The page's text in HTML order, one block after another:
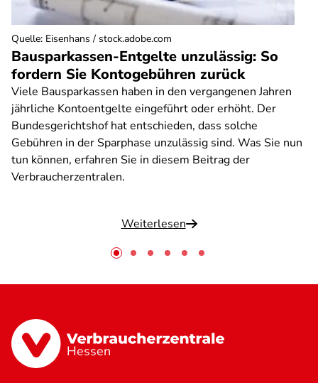
Bausparkassen-Entgelte unzulässig: So
fordern Sie Kontogebühren zurück
Viele Bausparkassen haben in den vergangenen Jahren
jährliche Kontoentgelte eingeführt oder erhöht. Der
Bundesgerichtshof hat entschieden, dass solche
Gebühren in der Sparphase unzulässig sind. Was Sie nun
tun können, erfahren Sie in diesem Beitrag der
Verbraucherzentralen.
Weiterlesen
Quelle: Eisenhans / stock.adobe.com
Hessen